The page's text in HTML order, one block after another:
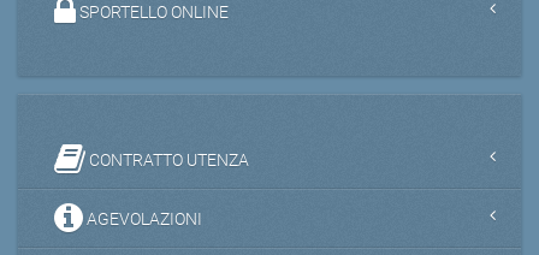
SPORTELLO ONLINE
CONTRATTO UTENZA
AGEVOLAZIONI